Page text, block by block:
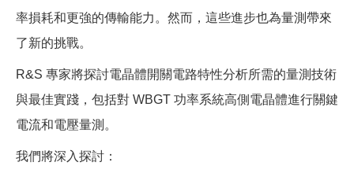
率損耗和更強的傳輸能力。然而，這些進步也為量測帶來
了新的挑戰。
R&S 專家將探討電晶體開關電路特性分析所需的量測技術
與最佳實踐，包括對 WBGT 功率系統高側電晶體進行關鍵
電流和電壓量測。
我們將深入探討：